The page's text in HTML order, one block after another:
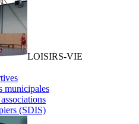
LOISIRS-VIE
municipales
(SDIS)